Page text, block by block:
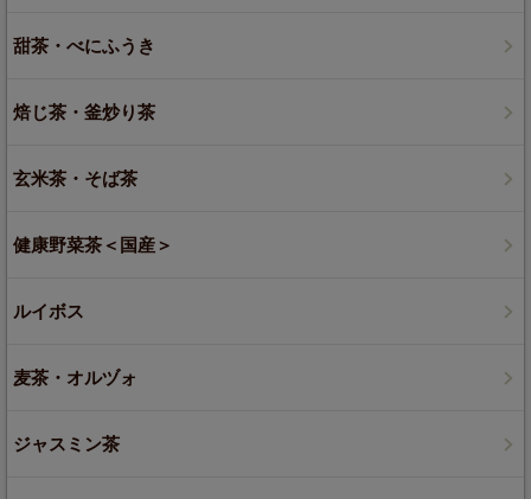
甜茶・べにふうき
焙じ茶・釜炒り茶
玄米茶・そば茶
健康野菜茶＜国産＞
ルイボス
麦茶・オルヅォ
ジャスミン茶